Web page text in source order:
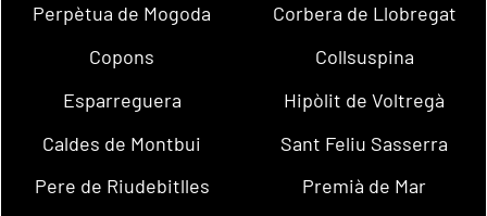
Perpètua de Mogoda
Corbera de Llobregat
Copons
Collsuspina
Esparreguera
Hipòlit de Voltregà
Caldes de Montbui
Sant Feliu Sasserra
Pere de Riudebitlles
Premià de Mar